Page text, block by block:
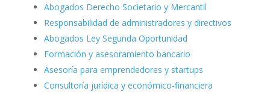
Abogados Derecho Societario y Mercantil
Responsabilidad de administradores y directivos
Abogados Ley Segunda Oportunidad
Formación y asesoramiento bancario
Asesoría para emprendedores y startups
Consultoría jurídica y económico-financiera